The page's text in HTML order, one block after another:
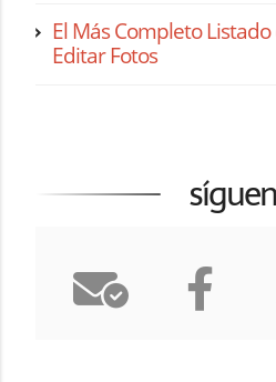
El Más Completo
Editar Fotos